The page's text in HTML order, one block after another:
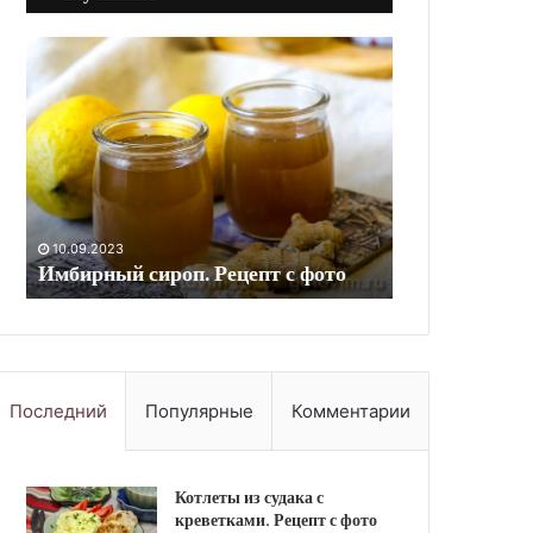
сироп. Рецепт с фото
Гуляш
из
говяжьего
сердца
с
картфелем.
Рецепт
с
фото
08.05.2026
Гуляш из говяжьего
картфелем. Рецепт с
Последний Популярные Комментарии
Котлеты из судака с
креветками. Рецепт с фото